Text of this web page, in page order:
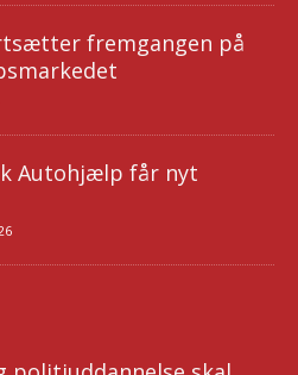
fremgangen på
Autohjælp får nyt